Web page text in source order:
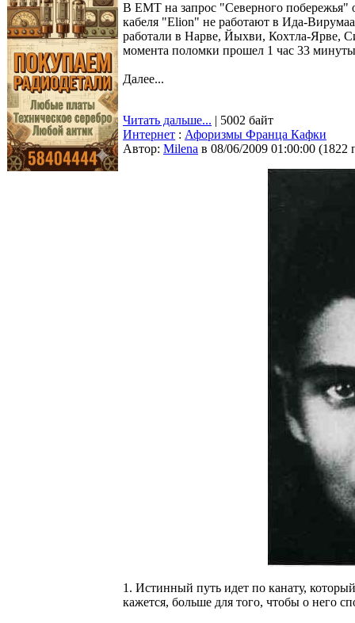
В EMT на запрос "Северного побережья"
кабеля "Elion" не работают в Ида-
работали в Нарве, Йыхви, Кохтла-Ярве,
момента поломки прошел 1 час 33
Далее...
Читать дальше... | 5002 байт
Интернет : Афоризмы Франца Кафки
Автор: Milena в 08/06/2009 01:00:00 (1822
1. Истинный путь идет по канату,
кажется, больше для того, чтобы о него